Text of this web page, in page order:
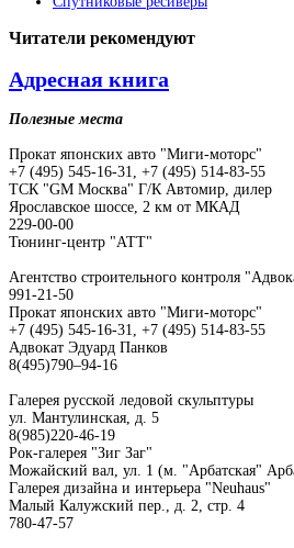
Читатели рекомендуют
Адресная книга
Полезные места
Прокат японских авто "Миги-моторс"
+7 (495) 545-16-31, +7 (495) 514-83-55
ТСК "GM Москва" Г/К Автомир, дилер
Ярославское шоссе, 2 км от МКАД
229-00-00
Тюнинг-центр "АТТ"
Агентство строительного контроля
991-21-50
Прокат японских авто "Миги-моторс"
+7 (495) 545-16-31, +7 (495) 514-83-55
Адвокат Эдуард Панков
8(495)790–94-16
Галерея русской ледовой скульптуры
ул. Мантулинская, д. 5
8(985)220-46-19
Рок-галерея "Зиг Заг"
Можайский вал, ул. 1 (м. "Арбатская"
Галерея дизайна и интерьера "Neuhaus"
Малый Калужский пер., д. 2, стр. 4
780-47-57